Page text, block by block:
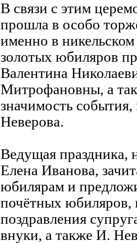
В связи с этим
прошла в особо
именно в
золотых юбиляров
Валентина
Митрофановны, а
значимость
Неверова.
Ведущая праздника,
Елена Иванова,
юбилярам и
почётных юбиляров,
поздравления
внуки, а также И.